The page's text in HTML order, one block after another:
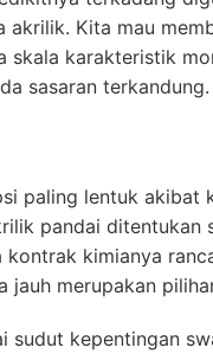
akrilik. Kita mau
skala karakteristik
sasaran terkandung.
paling lentuk akibat
pandai ditentukan
kontrak kimianya
jauh merupakan
sudut kepentingan